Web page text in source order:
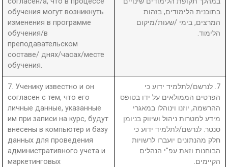
обучения могут возникнуть
изменения в программе
обучения/в
преподавательском
составе/ днях/часах/месте
обучения.
בתוכנית הלימודים, בזהות
המרצים, בימי /שעות/מיקום
הלימוד.
7. Ученику известно и он
согласен с тем, что его
личные данные, указанные
им при записи на курс, будут
внесены в компьютер и базу
данных для проведения
административного учета и
маркетинговых
7. לנרשם/לתלמיד ידוע כי
הפרטים הממולאים על ידו בטופס
ההרשמה, יוזנו וינוהלו במאגרי
מידע למטרות ניהול ושיווק בניומן
סנטר. לנרשם/לתלמיד ידוע כי
חלק מהנתונים יועברו לרשויות
הבוחנות וזאת עפ"י הנהלים
הקיימים.